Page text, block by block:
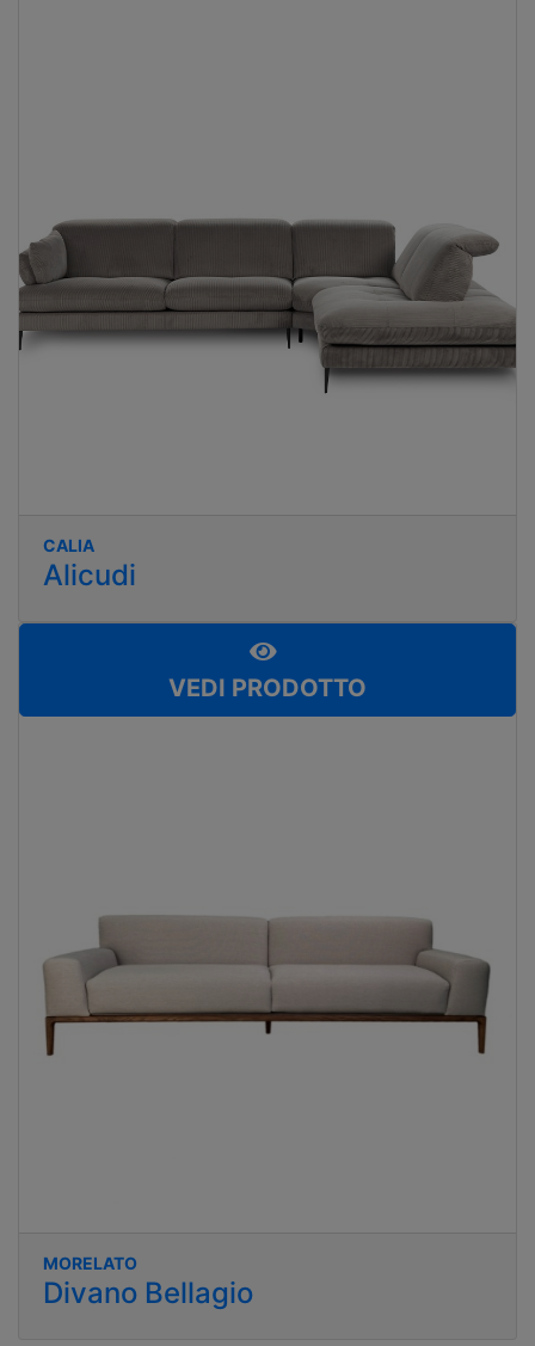
CALIA
Alicudi
VEDI PRODOTTO
MORELATO
Divano Bellagio